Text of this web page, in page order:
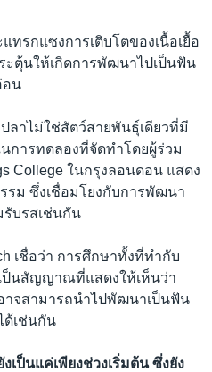
ทรกแซงการเติบโตของเนื้อเยื้อ
ะตุ้นให้เกิดการพัฒนาไปเป็นฟัน
อน
ปลาไม่ใช่สัตว์สายพันธุ์เดียวที่มี
การทดลองที่จัดทำโดยผู้ร่วม
College ในกรุงลอนดอน แสดง
ม ซึ่งเชื่อมโยงกับการพัฒนา
รับรสเช่นกัน
เชื่อว่า การศึกษาทั้งที่ทำกับ
นสัญญาณที่แสดงให้เห็นว่า
าจสามารถนำไปพัฒนาเป็นฟัน
ด้เช่นกัน
ป็นแค่เพียงช่วงเริ่มต้น ซึ่งยัง